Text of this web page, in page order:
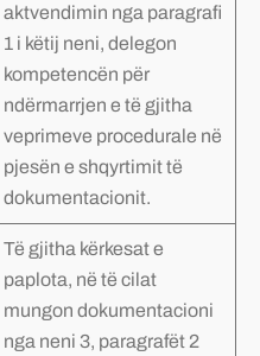
aktvendimin nga paragrafi
1 i këtij neni, delegon
kompetencën për
ndërmarrjen e të gjitha
veprimeve procedurale në
pjesën e shqyrtimit të
dokumentacionit.
Të gjitha kërkesat e
paplota, në të cilat
mungon dokumentacioni
nga neni 3, paragrafët 2